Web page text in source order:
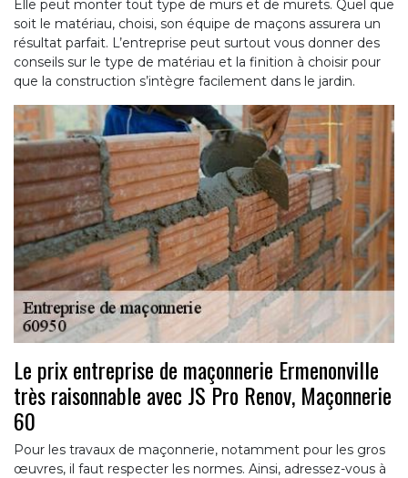
Elle peut monter tout type de murs et de murets. Quel que
soit le matériau, choisi, son équipe de maçons assurera un
résultat parfait. L’entreprise peut surtout vous donner des
conseils sur le type de matériau et la finition à choisir pour
que la construction s’intègre facilement dans le jardin.
Le prix entreprise de maçonnerie Ermenonville
très raisonnable avec JS Pro Renov, Maçonnerie
60
Pour les travaux de maçonnerie, notamment pour les gros
œuvres, il faut respecter les normes. Ainsi, adressez-vous à